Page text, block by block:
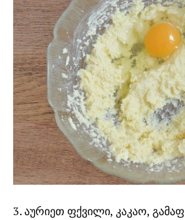
3. აურიეთ ფქვილი, კაკაო,